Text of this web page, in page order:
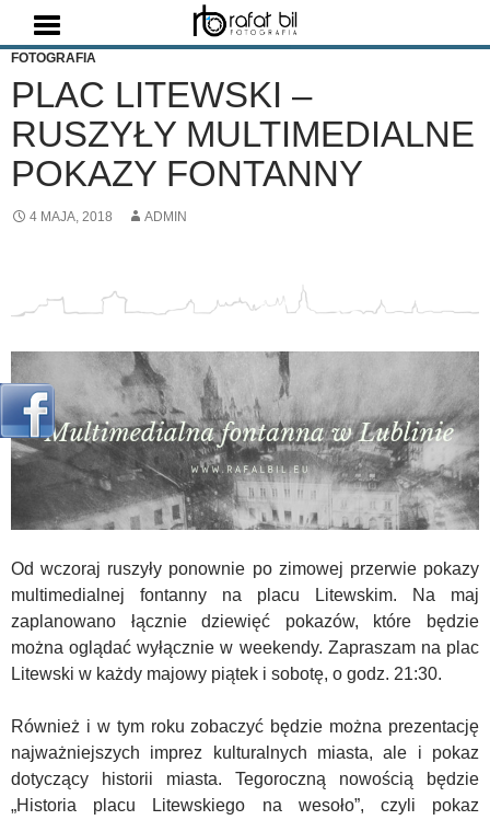
FOTOGRAFIA
PLAC LITEWSKI –
RUSZYŁY MULTIMEDIALNE
POKAZY FONTANNY
4 MAJA, 2018 ADMIN
Od wczoraj ruszyły ponownie po zimowej przerwie pokazy
multimedialnej fontanny na placu Litewskim. Na maj
zaplanowano łącznie dziewięć pokazów, które będzie
można oglądać wyłącznie w weekendy. Zapraszam na plac
Litewski w każdy majowy piątek i sobotę, o godz. 21:30.
Również i w tym roku zobaczyć będzie można prezentację
najważniejszych imprez kulturalnych miasta, ale i pokaz
dotyczący historii miasta. Tegoroczną nowością będzie
„Historia placu Litewskiego na wesoło”, czyli pokaz